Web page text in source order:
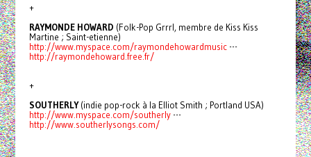
+
RAYMONDE HOWARD (Folk-Pop Grrrl, membre de Kiss Kiss
Martine ; Saint-etienne)
http://www.myspace.com/raymondehowardmusic---
http://raymondehoward.free.fr/
+
SOUTHERLY(indie pop-rock à la Elliot Smith ; Portland USA)
http://www.myspace.com/southerly---
http://www.southerlysongs.com/